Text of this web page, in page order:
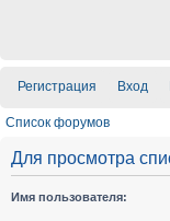
Регистрация Вход
Список форумов
Для просмотра
Имя пользователя: